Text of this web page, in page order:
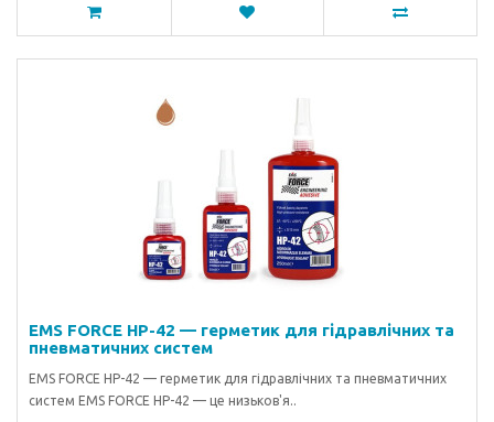
EMS FORCE HP-42 — герметик для гідравлічних та
пневматичних систем
EMS FORCE HP-42 — герметик для гідравлічних та пневматичних
систем EMS FORCE HP-42 — це низьков'я..